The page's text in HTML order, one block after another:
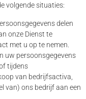
volgende situaties:
delen
onze Dienst te
met u op te nemen.
uw persoonsgegevens
tijdens
van bedrijfsactiva,
van) ons bedrijf aan een